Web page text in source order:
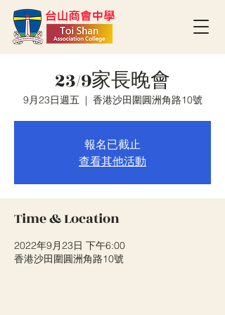
23/9家長晚會
9月23日週五
  |
香港沙田圍圓洲角路10號
報名已截止
查看其他活動
Time & Location
2022年9月23日 下午6:00
香港沙田圍圓洲角路10號